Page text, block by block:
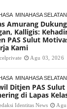
MINAHASA SELATAN
Amurang
Kalligis:
PAS Sulut
Kami
Agu 03, 2026
MINAHASA SELATAN
Ditjen PAS
di Lapas
Identitas News